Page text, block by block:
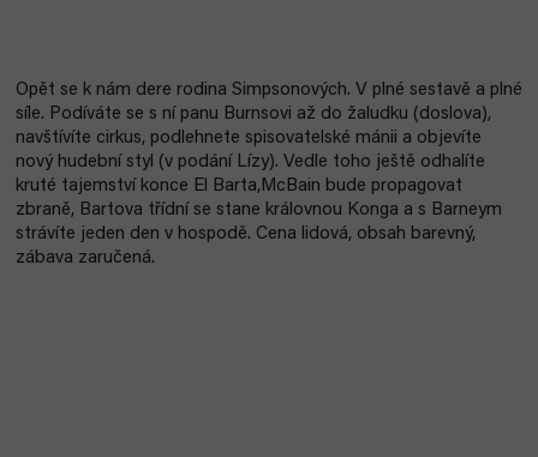
Opět se k nám dere rodina Simpsonových. V plné sestavě a plné
síle. Podíváte se s ní panu Burnsovi až do žaludku (doslova),
navštívíte cirkus, podlehnete spisovatelské mánii a objevíte
nový hudební styl (v podání Lízy). Vedle toho ještě odhalíte
kruté tajemství konce El Barta,McBain bude propagovat
zbraně, Bartova třídní se stane královnou Konga a s Barneym
strávíte jeden den v hospodě. Cena lidová, obsah barevný,
zábava zaručená.